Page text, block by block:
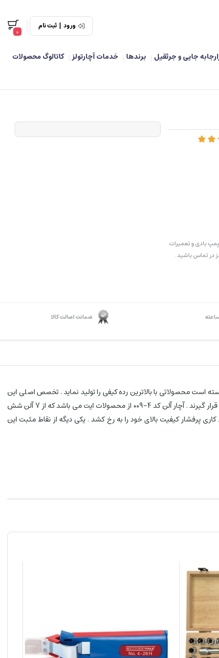
ورود | ثبت نام
0
جایی و جرثقیل برندها خدمات آچارتولز
کاتالوگ محصولات
بادی و تعمیرات
در تماس باشید .
ضمانت اصالت کالا
کار کرد. این شرکت با بیش از 60 سال سابقه در تولید ابزارآلات دستی توانسته است محصولاتی با بالاترین رده کیفی را تولید نماید . تخصص اصلی این
شرکت ژاپنی در ساخت آلن می باشد و این آلن ها تحت عملیاتی خاص و با بالاترین استاندارها تولید می شوند تا از نظر دوام و کیفیت در سطحی بسیار بالا قرار گیرند . آچار آلن کد 4-009 از محصولات ایت می باشد که از 7 آلن شش
شرایط کاری پرفشار کیفیت بالای خود را به رخ کشد . یکی دیگه از نقاط مثبت این